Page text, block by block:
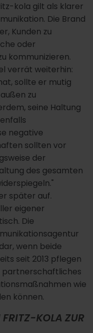
kola gilt als klarer
Die Brand
Kunden zu
oder
kommunizieren.
verrät weiterhin:
sollte er mutig
zu
seine Haltung
negative
sollten vor
der
des gesamten
später auf.
eigener
Die
wenn beide
seit 2013 pflegen
partnerschaftliches
wie
können.
FRITZ-KOLA ZUR